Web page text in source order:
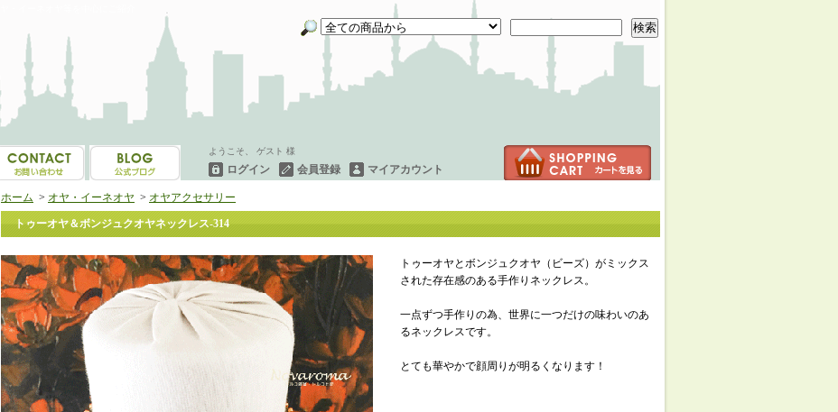
検索
ようこそ、 ゲスト 様
ログイン 会員登録 マイアカウント
ホーム > オヤ・イーネオヤ > オヤアクセサリー
トゥーオヤ＆ボンジュクオヤネックレス-314
トゥーオヤとボンジュクオヤ（ビーズ）がミックス
された存在感のある手作りネックレス。
一点ずつ手作りの為、世界に一つだけの味わいのあ
るネックレスです。
とても華やかで顔周りが明るくなります！